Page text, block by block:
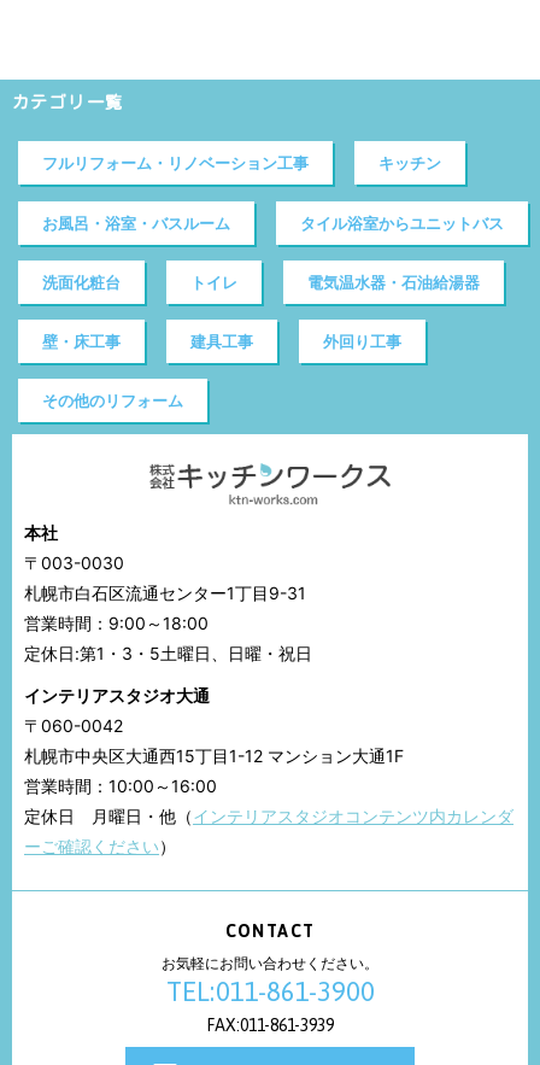
カテゴリ一覧
フルリフォーム・リノベーション工事 キッチン
お風呂・浴室・バスルーム タイル浴室からユニットバス
洗面化粧台 トイレ 電気温水器・石油給湯器
壁・床工事 建具工事 外回り工事
その他のリフォーム
本社
〒003-0030
札幌市白石区流通センター1丁目9-31
営業時間：9:00～18:00
定休日:第1・3・5土曜日、日曜・祝日
インテリアスタジオ大通
〒060-0042
札幌市中央区大通西15丁目1-12 マンション大通1F
営業時間：10:00～16:00
定休日 月曜日・他（インテリアスタジオコンテンツ内カレンダ
ーご確認ください）
CONTACT
お気軽にお問い合わせください。
TEL:011-861-3900
FAX:011-861-3939